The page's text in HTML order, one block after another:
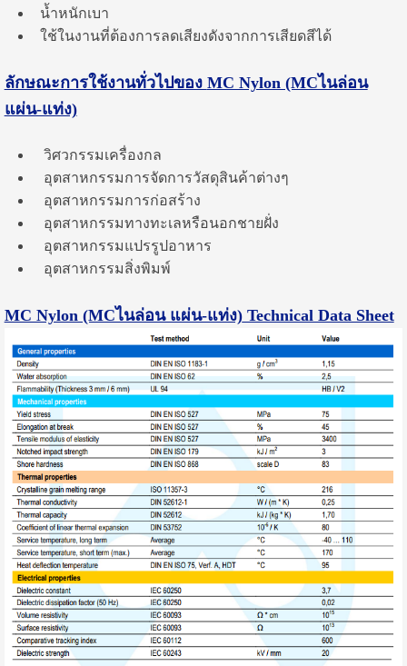
น้ำหนักเบา
ใช้ในงานที่ต้องการลดเสียงดังจากการเสียดสีได้
ลักษณะการใช้งานทั่วไปของ MC Nylon (MCไนล่อน
แผ่น-แท่ง)
วิศวกรรมเครื่องกล
อุตสาหกรรมการจัดการวัสดุสินค้าต่างๆ
อุตสาหกรรมการก่อสร้าง
อุตสาหกรรมทางทะเลหรือนอกชายฝั่ง
อุตสาหกรรมแปรรูปอาหาร
อุตสาหกรรมสิ่งพิมพ์
MC Nylon (MCไนล่อน แผ่น-แท่ง)Technical Data Sheet